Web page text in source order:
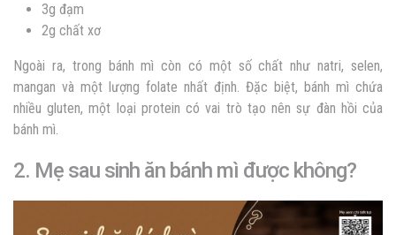
3g đạm
2g chất xơ
Ngoài ra, trong bánh mì còn có một số chất như natri, selen,
mangan và một lượng folate nhất định. Đặc biệt, bánh mì chứa
nhiều gluten, một loại protein có vai trò tạo nên sự đàn hồi của
bánh mì.
2. Mẹ sau sinh ăn bánh mì được không?